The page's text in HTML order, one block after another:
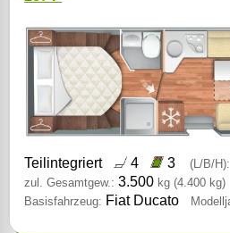
Teilintegriert 4 3 (L/B/H):
zul. Gesamtgew.: 3.500 kg (4.400 kg)
Basisfahrzeug: Fiat Ducato